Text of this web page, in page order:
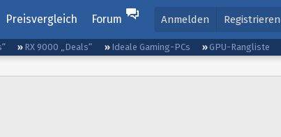
Preisvergleich Forum Anmelden Registrieren
RX 9000 „Deals“ Ideale Gaming-PCs GPU-Rangliste